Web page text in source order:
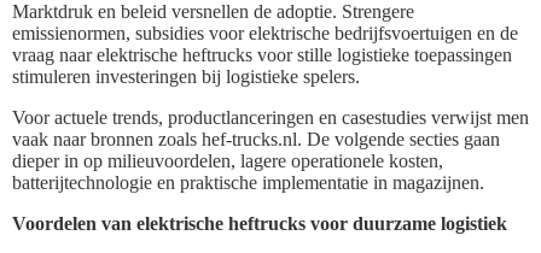
Marktdruk en beleid versnellen de adoptie. Strengere
emissienormen, subsidies voor elektrische bedrijfsvoertuigen en de
vraag naar elektrische heftrucks voor stille logistieke toepassingen
stimuleren investeringen bij logistieke spelers.
Voor actuele trends, productlanceringen en casestudies verwijst men
vaak naar bronnen zoals hef-trucks.nl. De volgende secties gaan
dieper in op milieuvoordelen, lagere operationele kosten,
batterijtechnologie en praktische implementatie in magazijnen.
Voordelen van elektrische heftrucks voor duurzame logistiek